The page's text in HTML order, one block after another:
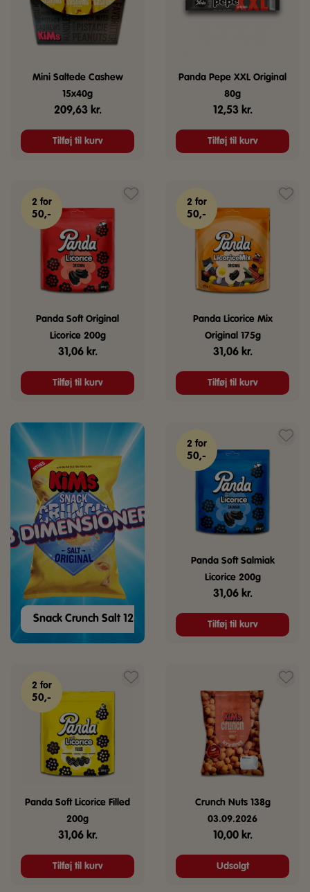
Mini Saltede Cashew
15x40g
209,63 kr.
Tilføj til kurv
Panda Pepe XXL Original
80g
12,53 kr.
Tilføj til kurv
2 for
50,-
Panda Soft Original
Licorice 200g
31,06 kr.
Tilføj til kurv
2 for
50,-
Panda Licorice Mix
Original 175g
31,06 kr.
Tilføj til kurv
Snack Crunch Salt 125g
2 for
50,-
Panda Soft Salmiak
Licorice 200g
31,06 kr.
Tilføj til kurv
2 for
50,-
Panda Soft Licorice Filled
200g
31,06 kr.
Tilføj til kurv
Crunch Nuts 138g
03.09.2026
10,00 kr.
Udsolgt